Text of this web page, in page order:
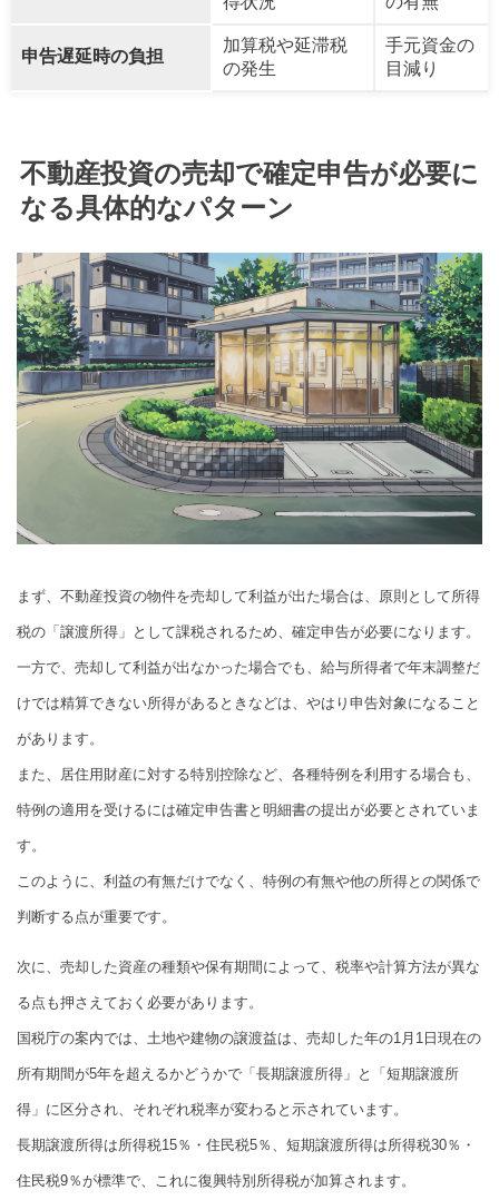
申告遅延時の負担
加算税や延滞税
の発生
手元資金の
目減り
不動産投資の売却で確定申告が必要に
なる具体的なパターン
まず、不動産投資の物件を売却して利益が出た場合は、原則として所得
税の「譲渡所得」として課税されるため、確定申告が必要になります。
一方で、売却して利益が出なかった場合でも、給与所得者で年末調整だ
けでは精算できない所得があるときなどは、やはり申告対象になること
があります。
また、居住用財産に対する特別控除など、各種特例を利用する場合も、
特例の適用を受けるには確定申告書と明細書の提出が必要とされていま
す。
このように、利益の有無だけでなく、特例の有無や他の所得との関係で
判断する点が重要です。
次に、売却した資産の種類や保有期間によって、税率や計算方法が異な
る点も押さえておく必要があります。
国税庁の案内では、土地や建物の譲渡益は、売却した年の1月1日現在の
所有期間が5年を超えるかどうかで「長期譲渡所得」と「短期譲渡所
得」に区分され、それぞれ税率が変わると示されています。
長期譲渡所得は所得税15％・住民税5％、短期譲渡所得は所得税30％・
住民税9％が標準で、これに復興特別所得税が加算されます。